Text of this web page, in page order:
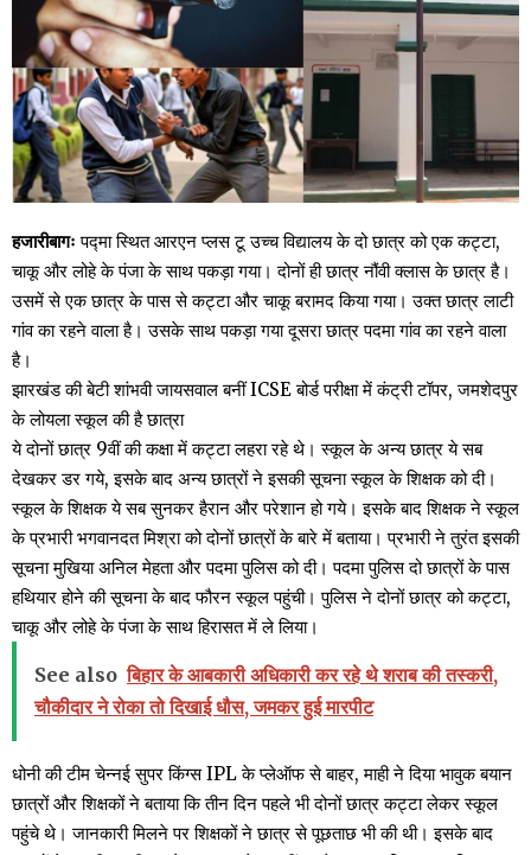
हजारीबागः पद्मा स्थित आरएन प्लस टू उच्च विद्यालय के दो छात्र को एक कट्टा,
चाकू और लोहे के पंजा के साथ पकड़ा गया। दोनों ही छात्र नौंवी क्लास के छात्र है।
उसमें से एक छात्र के पास से कट्टा और चाकू बरामद किया गया। उक्त छात्र लाटी
गांव का रहने वाला है। उसके साथ पकड़ा गया दूसरा छात्र पदमा गांव का रहने वाला
है।
झारखंड की बेटी शांभवी जायसवाल बनीं ICSE बोर्ड परीक्षा में कंट्री टॉपर, जमशेदपुर
के लोयला स्कूल की है छात्रा
ये दोनों छात्र 9वीं की कक्षा में कट्टा लहरा रहे थे। स्कूल के अन्य छात्र ये सब
देखकर डर गये, इसके बाद अन्य छात्रों ने इसकी सूचना स्कूल के शिक्षक को दी।
स्कूल के शिक्षक ये सब सुनकर हैरान और परेशान हो गये। इसके बाद शिक्षक ने स्कूल
के प्रभारी भगवानदत मिश्रा को दोनों छात्रों के बारे में बताया। प्रभारी ने तुरंत इसकी
सूचना मुखिया अनिल मेहता और पदमा पुलिस को दी। पदमा पुलिस दो छात्रों के पास
हथियार होने की सूचना के बाद फौरन स्कूल पहुंची। पुलिस ने दोनों छात्र को कट्टा,
चाकू और लोहे के पंजा के साथ हिरासत में ले लिया।
See also बिहार के आबकारी अधिकारी कर रहे थे शराब की तस्करी,
चौकीदार ने रोका तो दिखाई धौस, जमकर हुई मारपीट
धोनी की टीम चेन्नई सुपर किंग्स IPL के प्लेऑफ से बाहर, माही ने दिया भावुक बयान
छात्रों और शिक्षकों ने बताया कि तीन दिन पहले भी दोनों छात्र कट्टा लेकर स्कूल
पहुंचे थे। जानकारी मिलने पर शिक्षकों ने छात्र से पूछताछ भी की थी। इसके बाद